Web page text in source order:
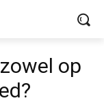
op